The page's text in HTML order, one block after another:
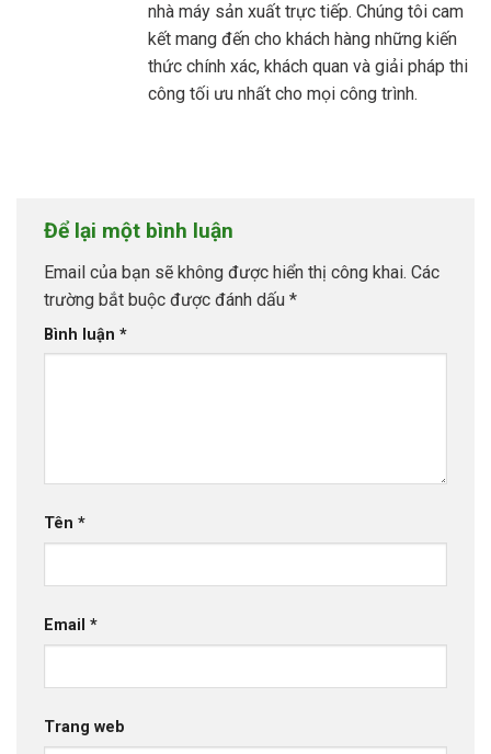
nhà máy sản xuất trực tiếp. Chúng tôi cam
kết mang đến cho khách hàng những kiến
thức chính xác, khách quan và giải pháp thi
công tối ưu nhất cho mọi công trình.
Để lại một bình luận
Email của bạn sẽ không được hiển thị công khai. Các
trường bắt buộc được đánh dấu *
Bình luận *
Tên *
Email *
Trang web